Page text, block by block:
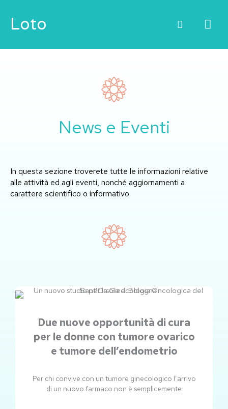
Loto
News e Eventi
In questa sezione troverete tutte le informazioni relative
alle attività ed agli eventi, nonché aggiornamenti a
carattere scientifico o informativo.
Due nuove opportunità di cura
per le donne con tumore ovarico
e tumore dell’endometrio
Per chi convive con un tumore ginecologico l’arrivo
di un nuovo farmaco non è semplicemente